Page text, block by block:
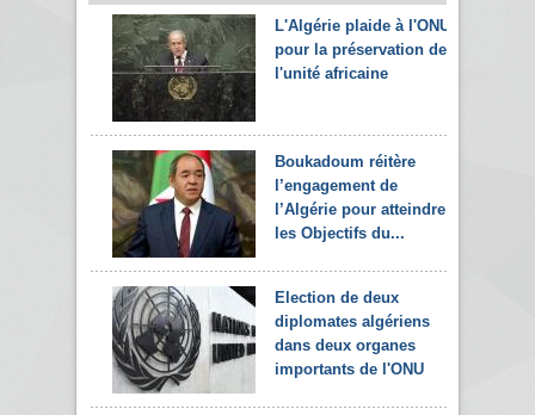
L'Algérie plaide à l'ONU
pour la préservation de
l'unité africaine
Boukadoum réitère
l’engagement de
l’Algérie pour atteindre
les Objectifs du...
Election de deux
diplomates algériens
dans deux organes
importants de l'ONU